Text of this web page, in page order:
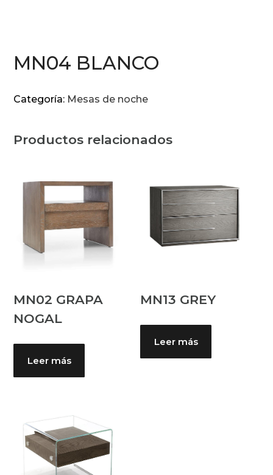
MN04 BLANCO
Categoría: Mesas de noche
Productos relacionados
MN02 GRAPA
NOGAL
Leer más
MN13 GREY
Leer más